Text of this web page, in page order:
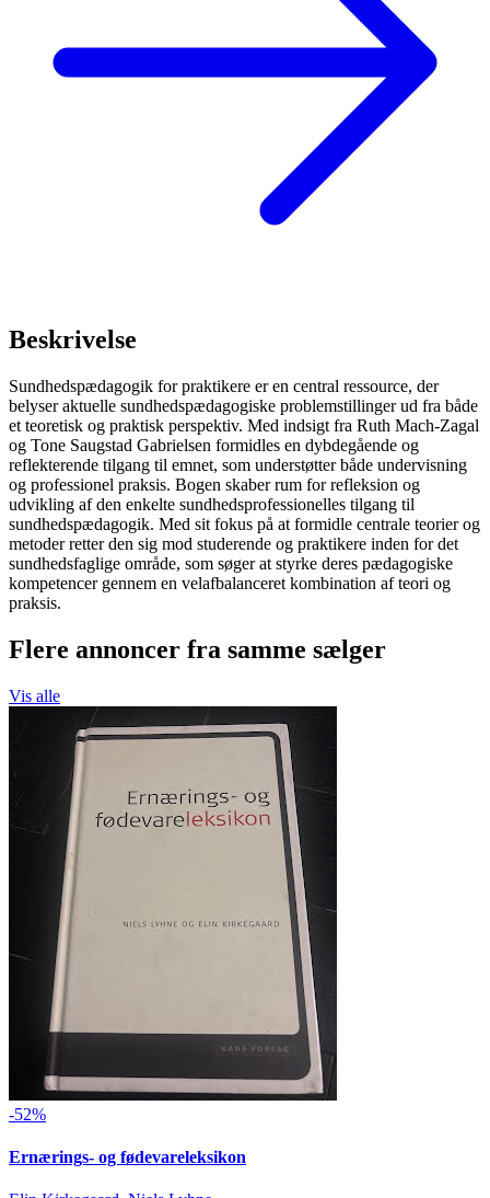
Beskrivelse
Sundhedspædagogik for praktikere er en central ressource, der
belyser aktuelle sundhedspædagogiske problemstillinger ud fra både
et teoretisk og praktisk perspektiv. Med indsigt fra Ruth Mach-Zagal
og Tone Saugstad Gabrielsen formidles en dybdegående og
reflekterende tilgang til emnet, som understøtter både undervisning
og professionel praksis. Bogen skaber rum for refleksion og
udvikling af den enkelte sundhedsprofessionelles tilgang til
sundhedspædagogik. Med sit fokus på at formidle centrale teorier og
metoder retter den sig mod studerende og praktikere inden for det
sundhedsfaglige område, som søger at styrke deres pædagogiske
kompetencer gennem en velafbalanceret kombination af teori og
praksis.
Flere annoncer fra samme sælger
Vis alle
-52%
Ernærings- og fødevareleksikon